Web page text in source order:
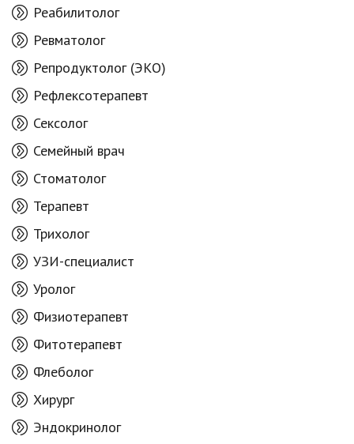
Реабилитолог
Ревматолог
Репродуктолог (ЭКО)
Рефлексотерапевт
Сексолог
Семейный врач
Стоматолог
Терапевт
Трихолог
УЗИ-специалист
Уролог
Физиотерапевт
Фитотерапевт
Флеболог
Хирург
Эндокринолог